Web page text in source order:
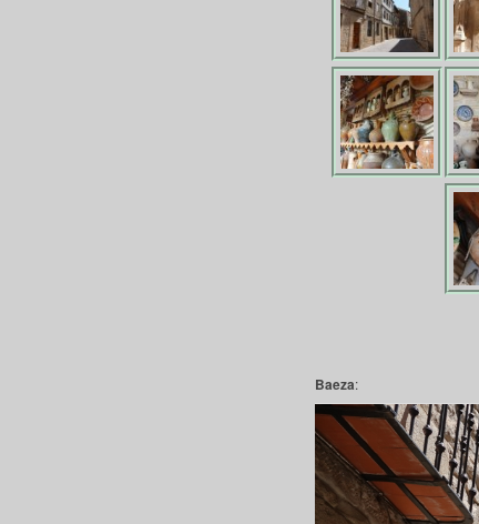
Baeza: